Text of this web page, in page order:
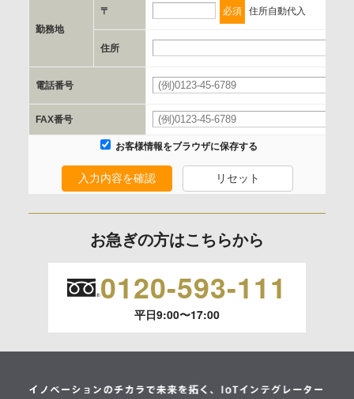
当社とイベント/セミナーを共同で開催する企業/団体
e.個人情報取り扱いに関する契約
当社と当該企業/団体とは、個人情報取扱に関する覚書の締結
を行います。
委託の有無
利用目的の通知、開示、内容の訂正、追加または削除、利用
います。）に応じます。
開示等のご請求は、下記お問い合わせ先窓口へご連絡願いま
す。
勤務地
〒 必須 住所自動代入
住所
電話番号
FAX番号
お客様情報をブラウザに保存する
入力内容を確認 リセット
お急ぎの方はこちらから
0120-593-111
平日9:00〜17:00